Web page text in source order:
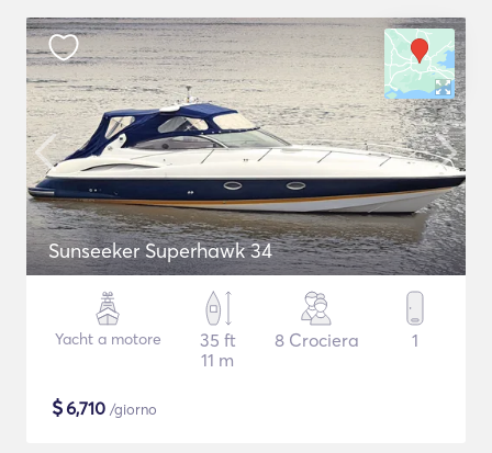
Sunseeker Superhawk 34
Yacht a motore
35 ft
11 m
8 Crociera 1
$6,710 /giorno